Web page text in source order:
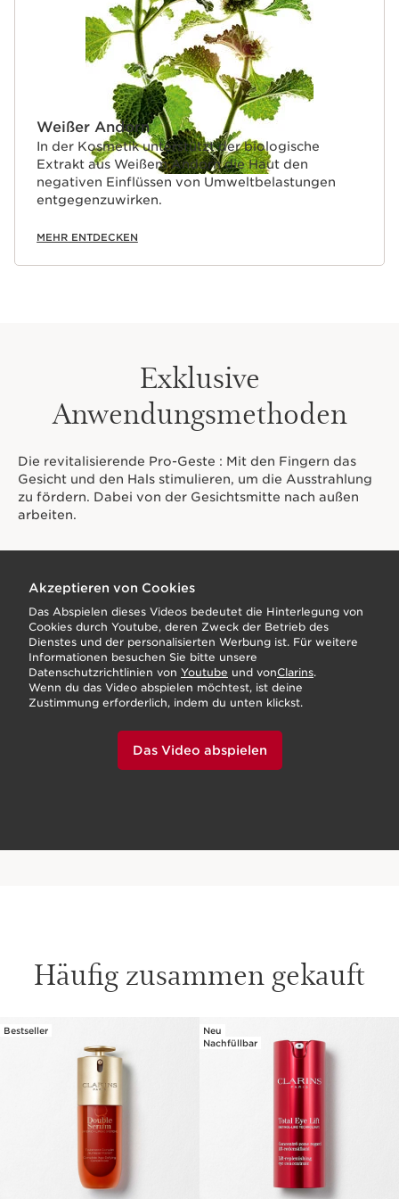
Weißer Andorn
In der Kosmetik unterstützt der biologische
Extrakt aus Weißem Andorn die Haut den
negativen Einflüssen von Umweltbelastungen
entgegenzuwirken.
MEHR ENTDECKEN
Exklusive
Anwendungsmethoden
Die revitalisierende Pro-Geste : Mit den Fingern das
Gesicht und den Hals stimulieren, um die Ausstrahlung
zu fördern. Dabei von der Gesichtsmitte nach außen
arbeiten.
Akzeptieren von Cookies
Das Abspielen dieses Videos bedeutet die Hinterlegung von
Cookies durch Youtube, deren Zweck der Betrieb des
Dienstes und der personalisierten Werbung ist. Für weitere
Informationen besuchen Sie bitte unsere
Datenschutzrichtlinien von Youtube und vonClarins.
Wenn du das Video abspielen möchtest, ist deine
Zustimmung erforderlich, indem du unten klickst.
Das Video abspielen
Häufig zusammen gekauft
Bestseller
Neu
Nachfüllbar